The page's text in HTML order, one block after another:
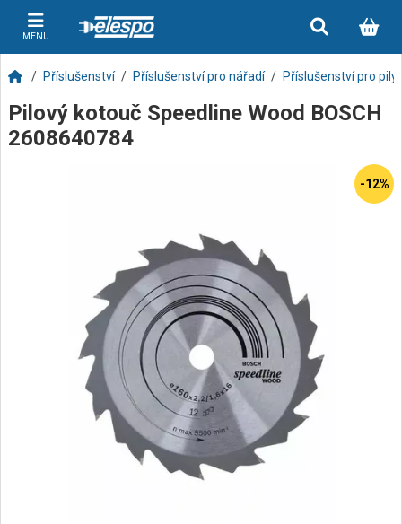
MENU
Příslušenství Příslušenství pro nářadí Příslušenství pro pily
Pilový kotouč Speedline Wood BOSCH
2608640784
-12%